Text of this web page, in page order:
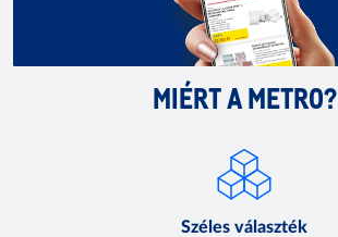
MIÉRT A METRO?
Széles választék